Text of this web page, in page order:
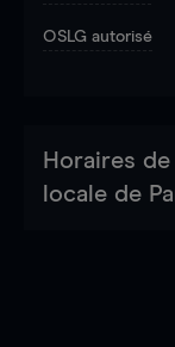
OSLG autorisé
Horaires
locale de